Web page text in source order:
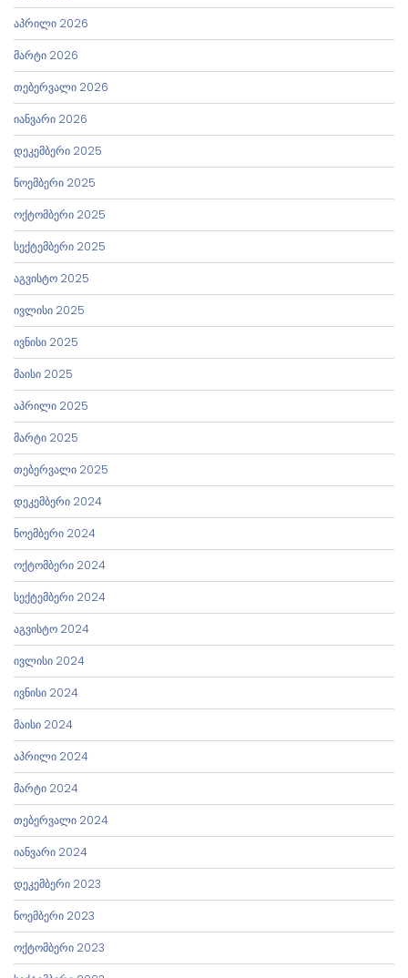
აპრილი 2026
მარტი 2026
თებერვალი 2026
იანვარი 2026
დეკემბერი 2025
ნოემბერი 2025
ოქტომბერი 2025
სექტემბერი 2025
აგვისტო 2025
ივლისი 2025
ივნისი 2025
მაისი 2025
აპრილი 2025
მარტი 2025
თებერვალი 2025
დეკემბერი 2024
ნოემბერი 2024
ოქტომბერი 2024
სექტემბერი 2024
აგვისტო 2024
ივლისი 2024
ივნისი 2024
მაისი 2024
აპრილი 2024
მარტი 2024
თებერვალი 2024
იანვარი 2024
დეკემბერი 2023
ნოემბერი 2023
ოქტომბერი 2023